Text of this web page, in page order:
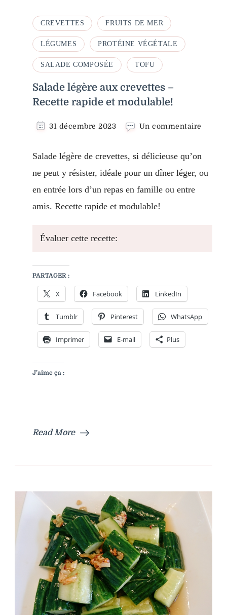
CREVETTES FRUITS DE MER
LÉGUMES PROTÉINE VÉGÉTALE
SALADE COMPOSÉE TOFU
Salade légère aux crevettes –
Recette rapide et modulable!
31 décembre 2023 Un commentaire
aux
Salade légère de crevettes, si délicieuse qu’on
ne peut y résister, idéale pour un dîner léger, ou
en entrée lors d’un repas en famille ou entre
amis. Recette rapide et modulable!
Évaluer cette recette:
PARTAGER :
X Facebook LinkedIn
Tumblr Pinterest WhatsApp
Imprimer E-mail Plus
J’aime ça :
Read More